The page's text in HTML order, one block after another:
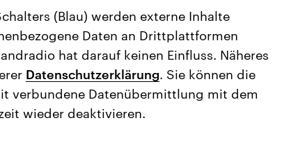
(Blau) werden externe Inhalte
Daten an Drittplattformen
hat darauf keinen Einfluss. Näheres
Datenschutzerklärung. Sie können die
verbundene Datenübermittlung mit dem
wieder deaktivieren.